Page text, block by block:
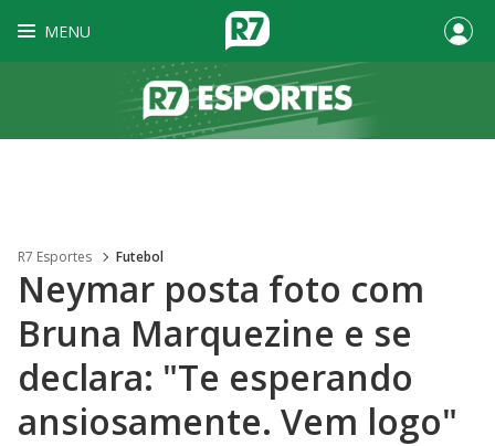
MENU
R7 Esportes Futebol
Neymar posta foto com
Bruna Marquezine e se
declara: "Te esperando
ansiosamente. Vem logo"